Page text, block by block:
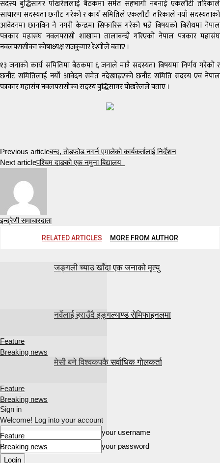
सदस्य बुद्धिसागर पोखरेललाई बैठकमा समेत सहभागी नबनाई एकलौटी तरिकाले
साधारण सदस्यता छनौट गरेको र कार्य समितिले एकलौटी तरिकाले नयाँ सदस्यताको
आवेदनमा छानविन नै नगरी केन्द्रमा सिफारिस गरेको भन्ने बिषयको बिरोधमा नेपाल
पत्रकार महासंघ नवलपरासी शाखामा तालाबन्दी गरिएको नेपाल पत्रकार महासंघ
नवलपरासीका कोषाध्यक्ष राजकुमार रेश्मीले बताए ।
१३ जनाको कार्य समितिमा बैठकमा ६ जनाले मात्रै सदस्यता बिषयमा निर्णय गरेको र
छनौट समितिलाई नयाँ आवेदन समेत नदेखाइएको छनौट समिति सदस्य एवं नेपाल
पत्रकार महासंघ नवलपरासीका सदस्य बुद्धिसागर पोखरेलले बताए ।
Previous articleबन्द, तोडफोड नगर्न एमालेको कार्यकर्तालाई निर्देशन
Next articleपश्चिम दाङको एक नमुना बिद्यालय
इन्द्रेणी समाचारदाता
RELATED ARTICLES MORE FROM AUTHOR
Feature
Breaking news
जङ्गली च्याउ खाँदा एक जनाको मृत्यु
Feature
Breaking news
नर्वेलाई हराउँदै इङ्गल्याण्ड सेमिफाइनलमा
Feature
Breaking news
मेसी बने विश्वकपकै सर्वाधिक गोलकर्ता
Sign in
Welcome! Log into your account
your username
your password